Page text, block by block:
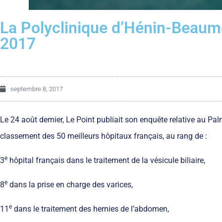
La Polyclinique d’Hénin-
2017
septembre 8, 2017
Le 24 août dernier, Le Point publiait son enquête relative au
classement des 50 meilleurs hôpitaux français, au rang de :
3e hôpital français dans le traitement de la vésicule biliaire,
8e dans la prise en charge des varices,
11 e dans le traitement des hernies de l’abdomen,